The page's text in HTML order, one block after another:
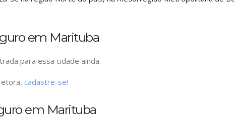
em Marituba
para essa cidade ainda.
cadastre-se!
em Marituba